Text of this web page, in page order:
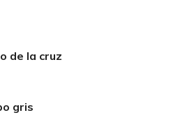
de la cruz
gris